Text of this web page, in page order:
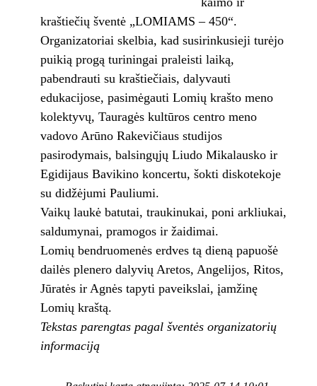
kraštiečių šventė „LOMIAMS – 450“.
Organizatoriai skelbia, kad susirinkusieji turėjo
puikią progą turiningai praleisti laiką,
pabendrauti su kraštiečiais, dalyvauti
edukacijose, pasimėgauti Lomių krašto meno
kolektyvų, Tauragės kultūros centro meno
vadovo Arūno Rakevičiaus studijos
pasirodymais, balsingųjų Liudo Mikalausko ir
Egidijaus Bavikino koncertu, šokti diskotekoje
su didžėjumi Pauliumi.
Vaikų laukė batutai, traukinukai, poni arkliukai,
saldumynai, pramogos ir žaidimai.
Lomių bendruomenės erdves tą dieną papuošė
dailės plenero dalyvių Aretos, Angelijos, Ritos,
Jūratės ir Agnės tapyti paveikslai, įamžinę
Lomių kraštą.
Tekstas parengtas pagal šventės organizatorių
informaciją